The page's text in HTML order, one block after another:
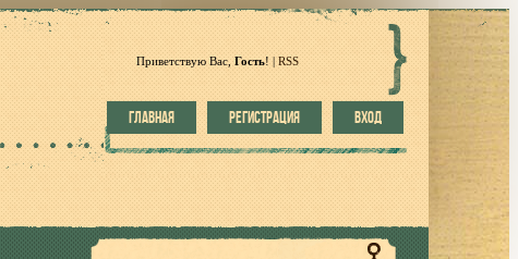
Приветствую Вас, Гость! RSS
ГЛАВНАЯ РЕГИСТРАЦИЯ ВХОД